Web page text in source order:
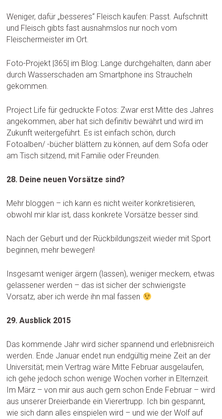
Weniger, dafür „besseres“ Fleisch kaufen: Passt. Aufschnitt
und Fleisch gibts fast ausnahmslos nur noch vom
Fleischermeister im Ort.
Foto-Projekt |365| im Blog: Lange durchgehalten, dann aber
durch Wasserschaden am Smartphone ins Straucheln
gekommen.
Project Life für gedruckte Fotos: Zwar erst Mitte des Jahres
angekommen, aber hat sich definitiv bewährt und wird im
Zukunft weitergeführt. Es ist einfach schön, durch
Fotoalben/ -bücher blättern zu können, auf dem Sofa oder
am Tisch sitzend, mit Familie oder Freunden.
28. Deine neuen Vorsätze sind?
Mehr bloggen – ich kann es nicht weiter konkretisieren,
obwohl mir klar ist, dass konkrete Vorsätze besser sind.
Nach der Geburt und der Rückbildungszeit wieder mit Sport
beginnen, mehr bewegen!
Insgesamt weniger ärgern (lassen), weniger meckern, etwas
gelassener werden – das ist sicher der schwierigste
Vorsatz, aber ich werde ihn mal fassen
29. Ausblick 2015
Das kommende Jahr wird sicher spannend und erlebnisreich
werden. Ende Januar endet nun endgültig meine Zeit an der
Universität; mein Vertrag wäre Mitte Februar ausgelaufen,
ich gehe jedoch schon wenige Wochen vorher in Elternzeit.
Im März – von mir aus auch gern schon Ende Februar – wird
aus unserer Dreierbande ein Vierertrupp. Ich bin gespannt,
wie sich dann alles einspielen wird – und wie der Wolf auf